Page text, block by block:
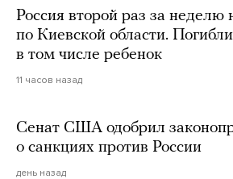
Россия второй раз за неделю
по Киевской области.
в том числе ребенок
11 часов назад
Сенат США одобрил
о санкциях против России
день назад